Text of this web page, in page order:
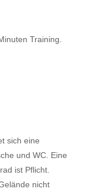
Training.
sich eine
und WC. Eine
ist Pflicht.
nicht